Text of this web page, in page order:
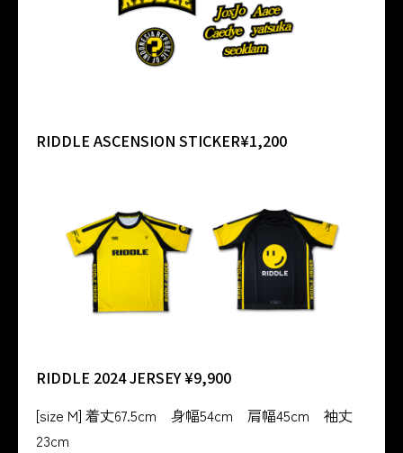
RIDDLE ASCENSION STICKER¥1,200
RIDDLE 2024 JERSEY ¥9,900
[size M] 着丈67.5cm 身幅54cm 肩幅45cm 袖丈
23cm